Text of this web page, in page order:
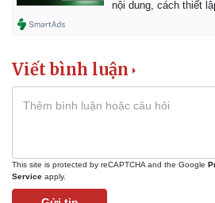
nội dung, cách thiết
Viết bình luận
This site is protected by reCAPTCHA and the Google
Service apply.